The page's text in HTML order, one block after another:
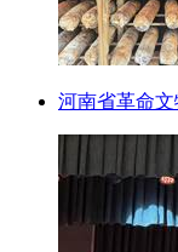
河南省革命